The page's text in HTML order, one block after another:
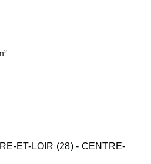
ET-LOIR (28) - CENTRE-